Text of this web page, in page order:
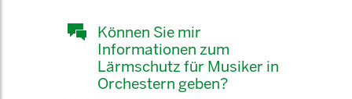
Können Sie mir
Informationen zum
Lärmschutz für Musiker in
Orchestern geben?